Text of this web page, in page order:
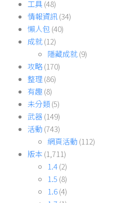
工具(48)
情報資訊(34)
懶人包(40)
成就(12)
隱藏成就(9)
攻略(170)
整理(86)
有趣(8)
未分類(5)
武器(149)
活動 (743)
網頁活動 (112)
版本 (1,711)
1.4(2)
1.5 (8)
1.6(4)